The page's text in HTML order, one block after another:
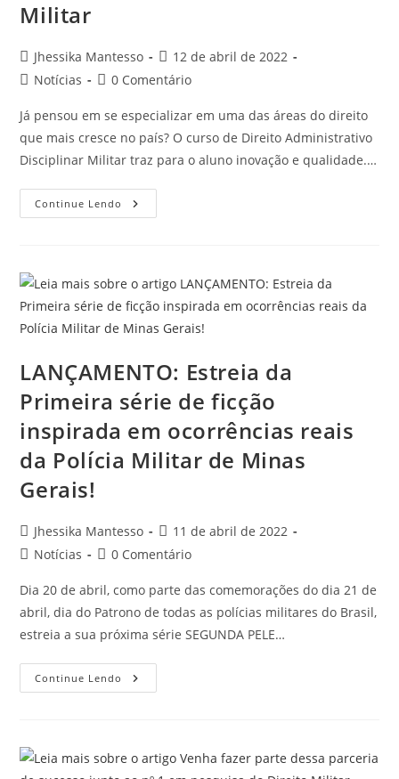
Militar
Jhessika Mantesso
12 de abril de 2022
Notícias
0 Comentário
Já pensou em se especializar em uma das áreas do direito
que mais cresce no país? O curso de Direito Administrativo
Disciplinar Militar traz para o aluno inovação e qualidade.…
Continue Lendo
LANÇAMENTO: Estreia da
Primeira série de ficção
inspirada em ocorrências reais
da Polícia Militar de Minas
Gerais!
Jhessika Mantesso
11 de abril de 2022
Notícias
0 Comentário
Dia 20 de abril, como parte das comemorações do dia 21 de
abril, dia do Patrono de todas as polícias militares do Brasil,
estreia a sua próxima série SEGUNDA PELE…
Continue Lendo